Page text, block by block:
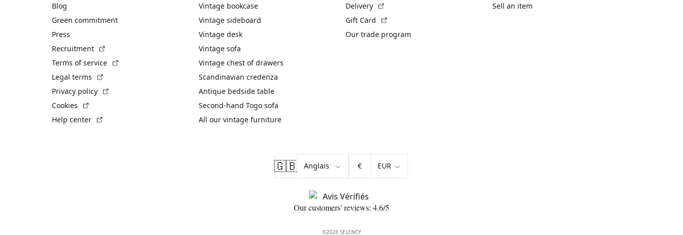
Blog
Green commitment
Press
Recruitment
Terms of service
Legal terms
Privacy policy
Cookies
Help center
Vintage bookcase
Vintage sideboard
Vintage desk
Vintage sofa
Vintage chest of drawers
Scandinavian credenza
Antique bedside table
Second-hand Togo sofa
All our vintage furniture
Delivery
Gift Card
Our trade program
Sell an item
🇬🇧 €
Our customers' reviews: 4.6/5
©2026 SELENCY